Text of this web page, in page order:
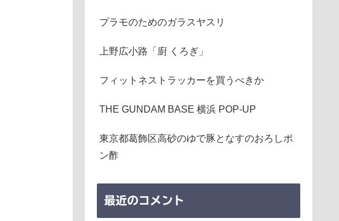
プラモのためのガラスヤスリ
上野広小路「廚 くろぎ」
フィットネストラッカーを買うべきか
THE GUNDAM BASE 横浜 POP-UP
東京都葛飾区高砂のゆで豚となすのおろしポ
ン酢
最近のコメント